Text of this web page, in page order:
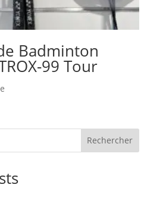
Badminton
99 Tour
Rechercher